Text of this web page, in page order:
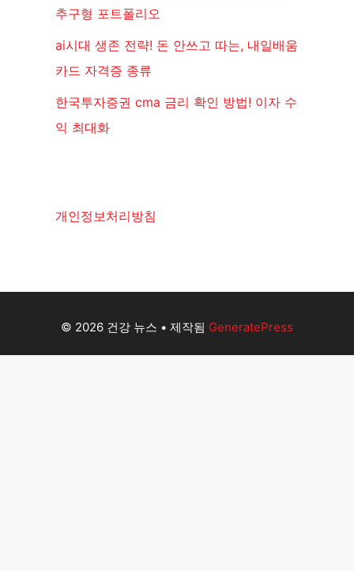
추구형 포트폴리오
ai시대 생존 전략! 돈 안쓰고 따는, 내일배움
카드 자격증 종류
한국투자증권 cma 금리 확인 방법! 이자 수
익 최대화
개인정보처리방침
© 2026 건강 뉴스 • 제작됨 GeneratePress